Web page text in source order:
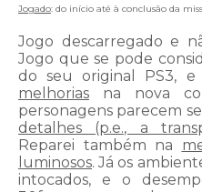
Jogado: do início até à conclusão da
Jogo descarregado e
Jogo que se pode
do seu original PS3,
melhorias na nova
personagens parecem
detalhes (p.e., a
Reparei também na
luminosos. Já os
intocados, e o